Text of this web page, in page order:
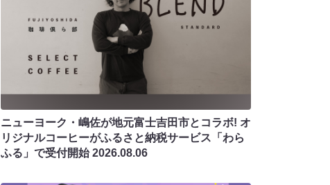
ニューヨーク・嶋佐が地元富士吉田市とコラボ! オ
リジナルコーヒーがふるさと納税サービス「わら
ふる」で受付開始2026.08.06